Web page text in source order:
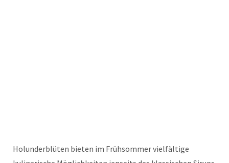
Holunderblüten bieten im Frühsommer vielfältige